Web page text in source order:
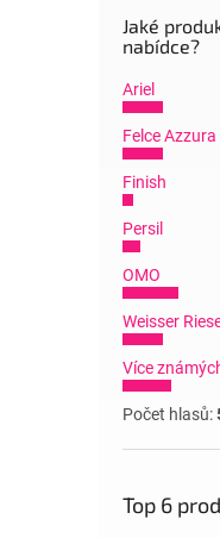
Jaké
nabídce?
Ariel
Felce Azzura
Finish
Persil
OMO
Weisser
Více
Počet hlasů:
Top 6